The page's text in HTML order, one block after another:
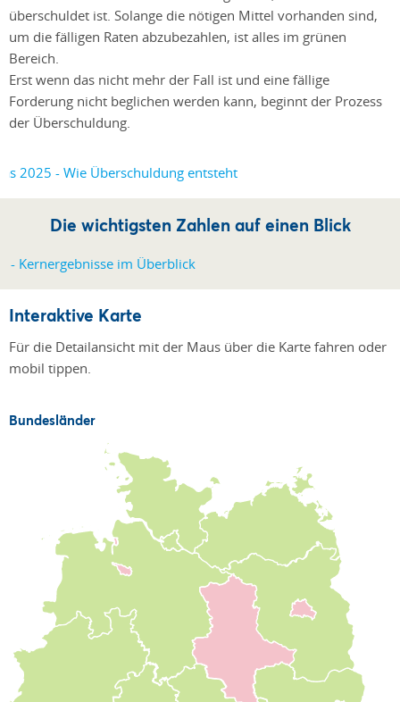
überschuldet ist. Solange die nötigen Mittel vorhanden sind,
um die fälligen Raten abzubezahlen, ist alles im grünen
Bereich.
Erst wenn das nicht mehr der Fall ist und eine fällige
Forderung nicht beglichen werden kann, beginnt der Prozess
der Überschuldung.
Die wichtigsten Zahlen auf einen Blick
Interaktive Karte
Für die Detailansicht mit der Maus über die Karte fahren oder
mobil tippen.
Bundesländer